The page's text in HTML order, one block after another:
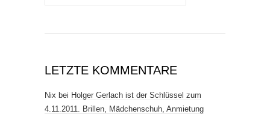
LETZTE KOMMENTARE
Nix bei Holger Gerlach ist der Schlüssel zum
4.11.2011. Brillen, Mädchenschuh, Anmietung